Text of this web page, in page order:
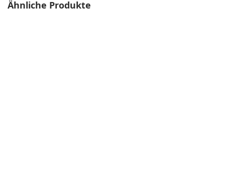
Ähnliche Produkte